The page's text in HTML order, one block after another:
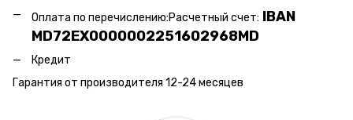
Оплата по перечислению:Расчетный счет: IBAN
MD72EX0000002251602968MD
Кредит
Гарантия от производителя 12-24 месяцев